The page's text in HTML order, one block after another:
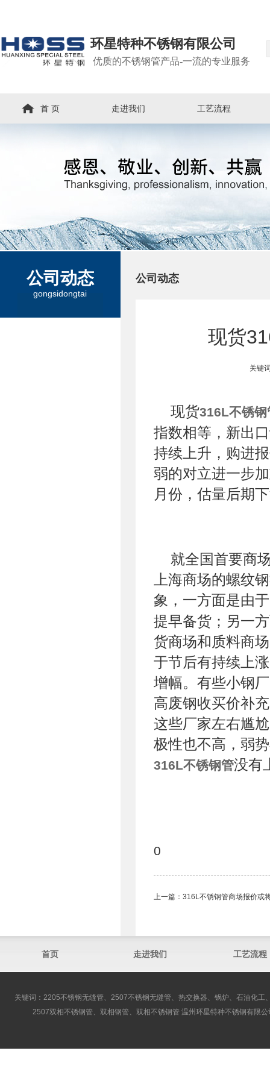
环星特种不锈钢有限公司
优质的不锈钢管产品-一流的专业服务
首 页 走进我们 工艺流程
公司动态
gongsidongtai
公司动态
现货
关键
现货316L不锈钢
指数相等，新出
持续上升，购进
弱的对立进一步
月份，估量后期
就全国首要商
上海商场的螺纹
象，一方面是由
提早备货；另一
货商场和质料商
于节后有持续上
增幅。有些小钢
高废钢收买价补
这些厂家左右尴
极性也不高，弱
316L不锈钢管没有
0
上一篇： 316L不锈钢管​商场报价或
首页 走进我们 工艺流程
关键词：2205不锈钢无缝管、2507不锈钢无缝管、热交换器、锅炉、石油化
2507双相不锈钢管、双相钢管、双相不锈钢管 温州环星特种不锈钢有限